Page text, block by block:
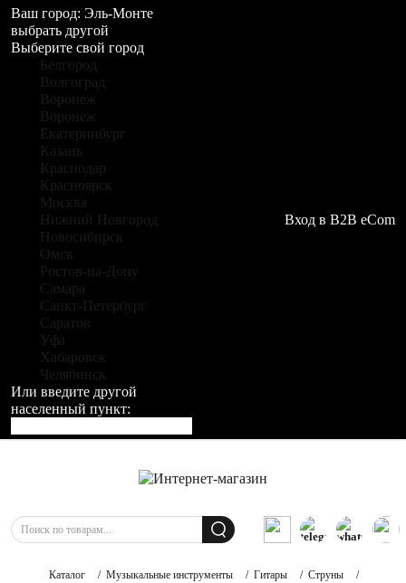
Ваш город: Эль-Монте
выбрать другой
Выберите свой город
Белгород
Волгоград
Воронеж
Воронеж
Екатеринбург
Казань
Краснодар
Красноярск
Москва
Нижний Новгород
Новосибирск
Омск
Ростов-на-Дону
Самара
Санкт-Петербург
Саратов
Уфа
Хабаровск
Челябинск
Или введите другой
населенный пункт:
Вход в B2B eCom
Каталог / Музыкальные инструменты / Гитары / Струны
/